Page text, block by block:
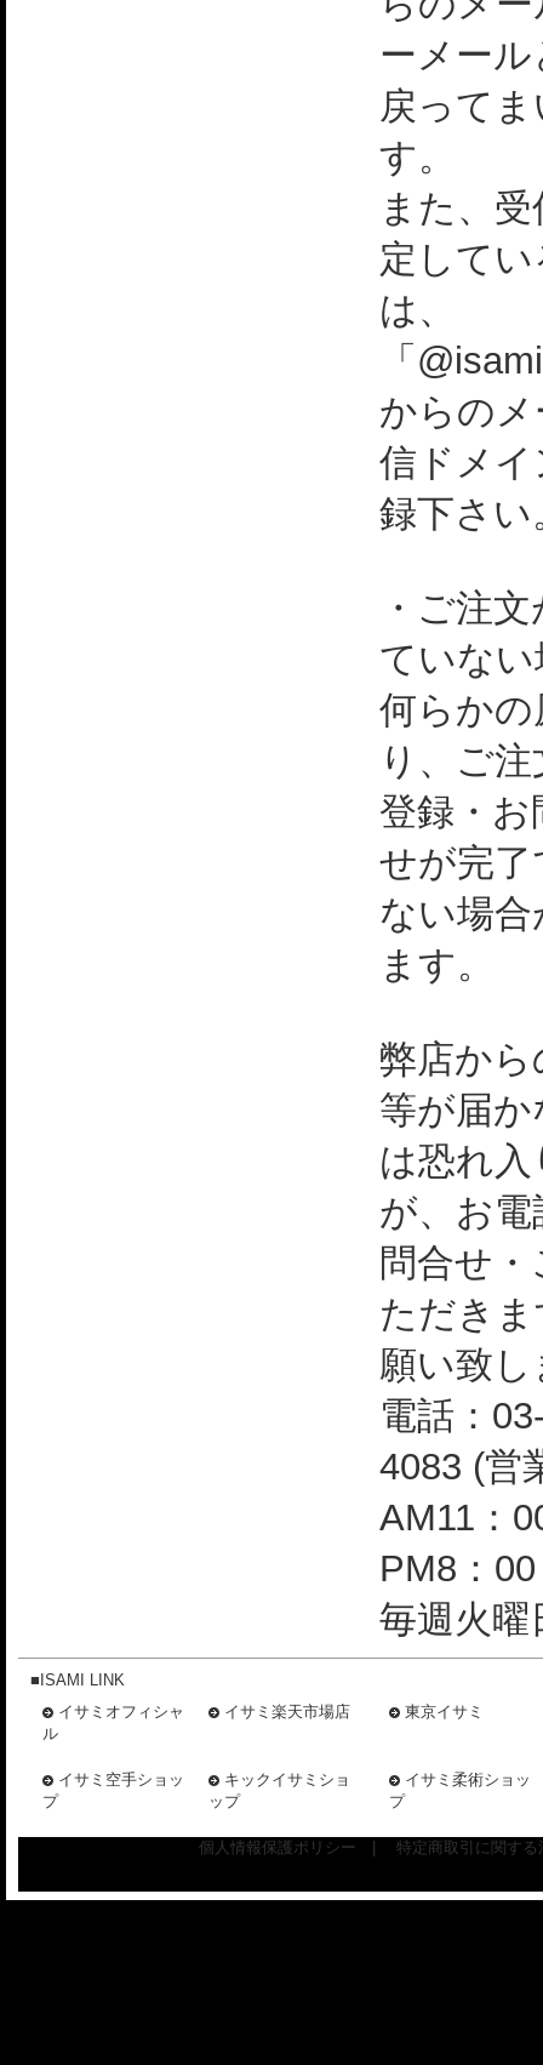
ーメー
戻って
す。
また、
定して
は、
「
からの
信ドメ
録下さい
・ご注
ていない
何らか
り、ご
登録・
せが完
ない場
ます。
弊店か
等が届
は恐れ
が、お
問合せ
ただき
願い致
電話：
4083 (営
AM11：
PM8：
毎週火曜
■ISAMI LINK
イサミオフィシャ
ル
イサミ楽天市場店 東京イサミ
イサミ空手ショッ
プ
キックイサミショ
ップ
イサミ柔術ショッ
プ
個人情報保護ポリシー 特定商取引に関す